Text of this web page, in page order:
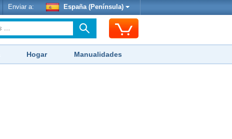
Enviar a: España (Península)
Hogar Manualidades